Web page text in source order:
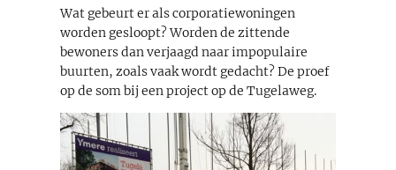
Wat gebeurt er als corporatiewoningen
worden gesloopt? Worden de zittende
bewoners dan verjaagd naar impopulaire
buurten, zoals vaak wordt gedacht? De proef
op de som bij een project op de Tugelaweg.